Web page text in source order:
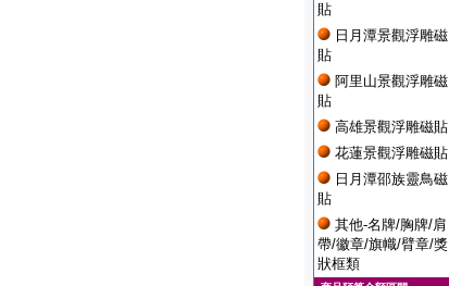
貼
日月潭景觀浮雕磁
貼
阿里山景觀浮雕磁
貼
高雄景觀浮雕磁貼
花蓮景觀浮雕磁貼
日月潭邵族靈鳥磁
貼
其他-名牌/胸牌/肩
帶/徽章/旗幟/臂章/獎
狀框類